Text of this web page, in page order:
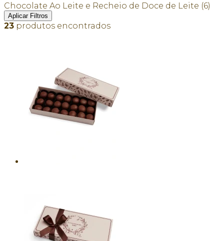
Chocolate Ao Leite e Recheio de Doce de Leite (6)
Aplicar Filtros
23 produtos encontrados